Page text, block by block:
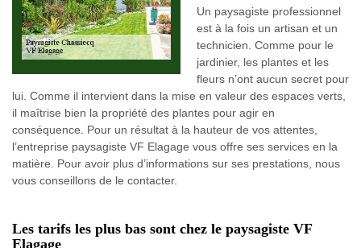
Un paysagiste professionnel
est à la fois un artisan et un
technicien. Comme pour le
jardinier, les plantes et les
fleurs n’ont aucun secret pour
lui. Comme il intervient dans la mise en valeur des espaces verts,
il maîtrise bien la propriété des plantes pour agir en
conséquence. Pour un résultat à la hauteur de vos attentes,
l’entreprise paysagiste VF Elagage vous offre ses services en la
matière. Pour avoir plus d’informations sur ses prestations, nous
vous conseillons de le contacter.
Les tarifs les plus bas sont chez le paysagiste VF
Elagage